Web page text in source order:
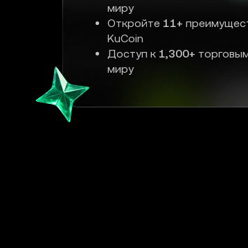
миру
Откройте 11+
KuCoin
Доступ к 1,300+
миру